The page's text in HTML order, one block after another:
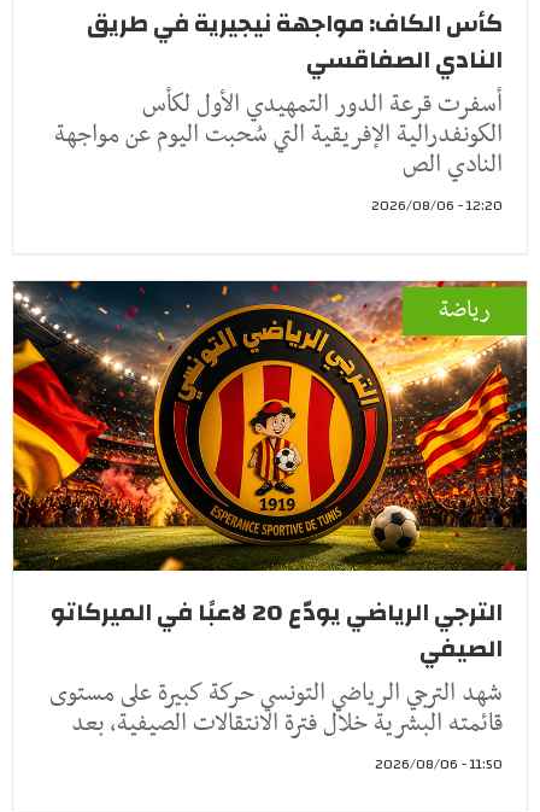
كأس الكاف: مواجهة نيجيرية في طريق
النادي الصفاقسي
أسفرت قرعة الدور التمهيدي الأول لكأس
الكونفدرالية الإفريقية التي سُحبت اليوم عن مواجهة
النادي الص
12:20 - 2026/08/06
رياضة
الترجي الرياضي يودّع 20 لاعبًا في الميركاتو
الصيفي
شهد الترجي الرياضي التونسي حركة كبيرة على مستوى
قائمته البشرية خلال فترة الانتقالات الصيفية، بعد
11:50 - 2026/08/06